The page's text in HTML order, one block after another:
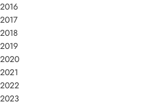
2016
2017
2018
2019
2020
2021
2022
2023